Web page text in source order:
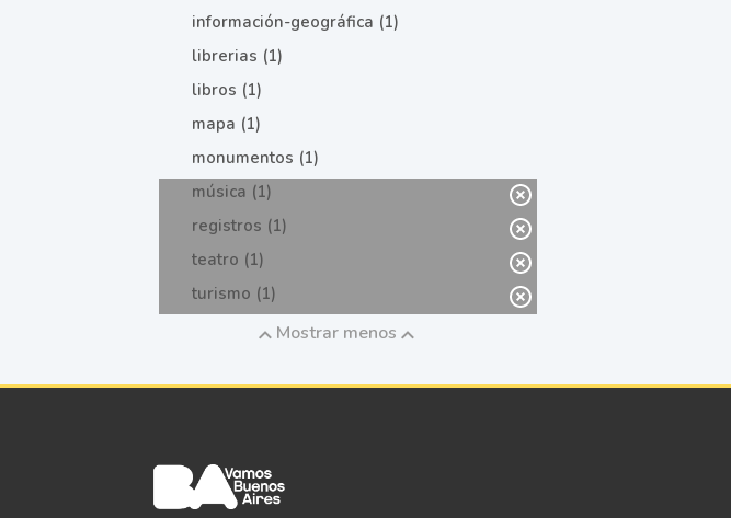
información-geográfica (1)
librerias (1)
libros (1)
mapa (1)
monumentos (1)
música (1)
registros (1)
teatro (1)
turismo (1)
Mostrar menos